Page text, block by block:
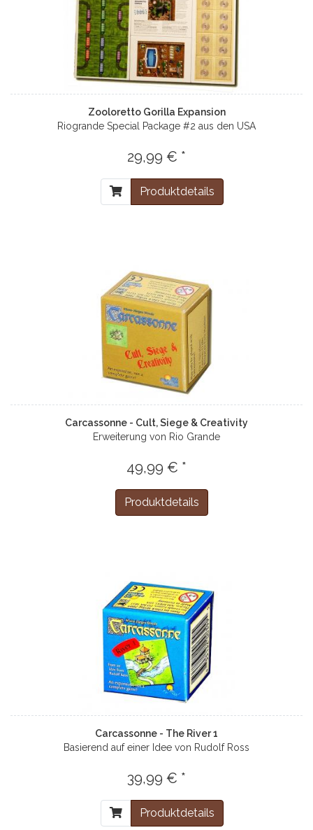
Zooloretto Gorilla Expansion
Riogrande Special Package #2 aus den USA
29,99 € *
Produktdetails
Carcassonne - Cult, Siege & Creativity
Erweiterung von Rio Grande
49,99 € *
Produktdetails
Carcassonne - The River 1
Basierend auf einer Idee von Rudolf Ross
39,99 € *
Produktdetails